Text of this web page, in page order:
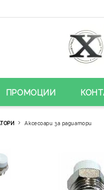
ПРОМОЦИИ
Аксесоари за радиатори